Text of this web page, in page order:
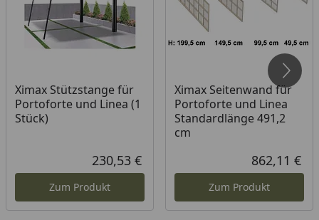
innovative 2-Stützen Bauweise (Stütze: 160 x 100
mm)
Zeitlose Eleganz und Ästhetik
platzökonomisch
Langlebig und wartungsfrei
Erhältliche Farben: Edelstahllook, Schwarz
Erhöhte Schneelast: 85 kg/m²
Vorteile Photovoltaik Module:
Ximax Stützstange für
Portoforte und Linea (1
Stück)
Aktueller Preis
230,53 €
Zum Produkt
Ximax Seitenwand für
Portoforte und Linea
Standardlänge 491,2
cm
862,11 €
Zum Produkt